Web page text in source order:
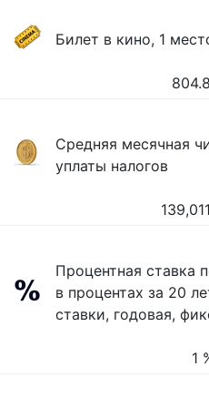
Билет в кино, 1
Средняя месячная
уплаты налогов
Процентная ставка
в процентах за 20
ставки, годовая,
1